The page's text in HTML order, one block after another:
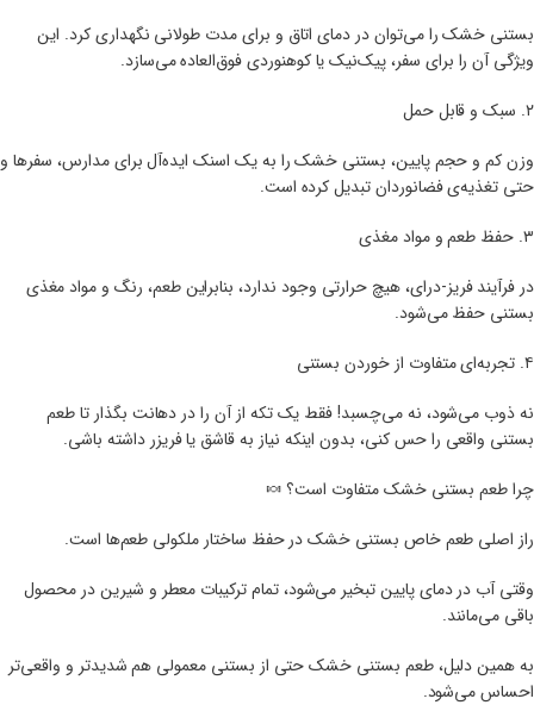
بستنی خشک را می‌توان در دمای اتاق و برای مدت طولانی نگهداری کرد. این
ویژگی آن را برای سفر، پیک‌نیک یا کوهنوردی فوق‌العاده می‌سازد.
۲. سبک و قابل حمل
وزن کم و حجم پایین، بستنی خشک را به یک اسنک ایده‌آل برای مدارس، سفرها و
حتی تغذیه‌ی فضانوردان تبدیل کرده است.
۳. حفظ طعم و مواد مغذی
در فرآیند فریز-درای، هیچ حرارتی وجود ندارد، بنابراین طعم، رنگ و مواد مغذی
بستنی حفظ می‌شود.
۴. تجربه‌ای متفاوت از خوردن بستنی
نه ذوب می‌شود، نه می‌چسبد! فقط یک تکه از آن را در دهانت بگذار تا طعم
بستنی واقعی را حس کنی، بدون اینکه نیاز به قاشق یا فریزر داشته باشی.
چرا طعم بستنی خشک متفاوت است؟ 🍬
راز اصلی طعم خاص بستنی خشک در حفظ ساختار ملکولی طعم‌ها است.
وقتی آب در دمای پایین تبخیر می‌شود، تمام ترکیبات معطر و شیرین در محصول
باقی می‌مانند.
به همین دلیل، طعم بستنی خشک حتی از بستنی معمولی هم شدیدتر و واقعی‌تر
احساس می‌شود.